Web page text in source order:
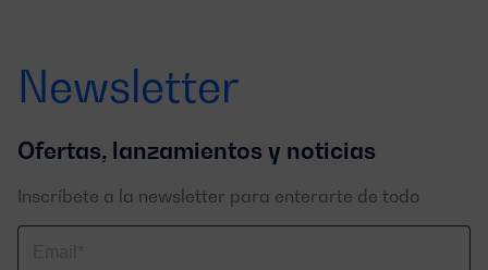
Newsletter
Ofertas, lanzamientos y noticias
Inscríbete a la newsletter para enterarte de todo